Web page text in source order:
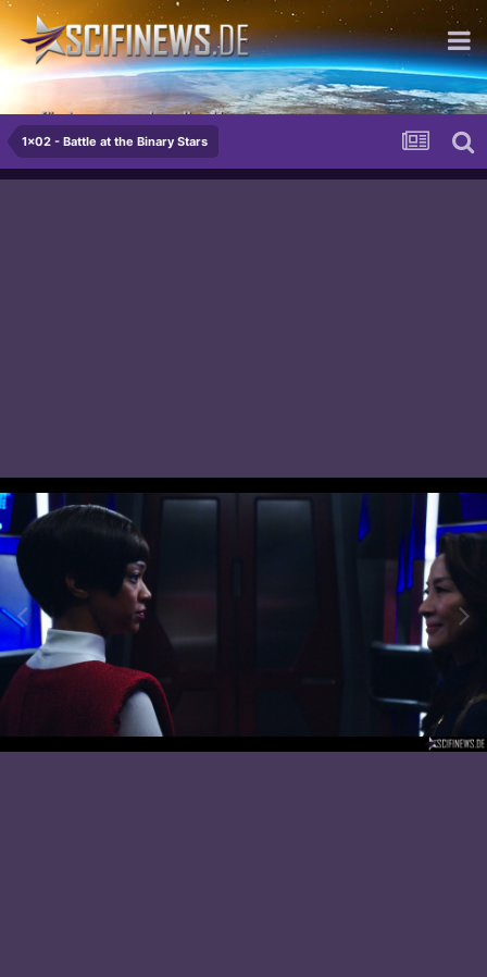
...für den anspruchsvollen Herren
1x02 - Battle at the Binary Stars